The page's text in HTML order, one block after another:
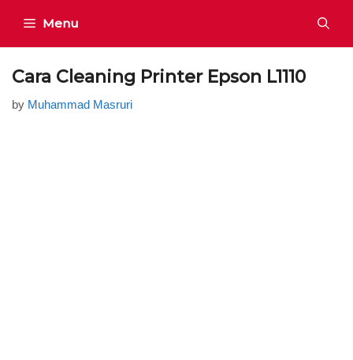
content
Menu
Cara Cleaning Printer Epson L1110
by Muhammad Masruri